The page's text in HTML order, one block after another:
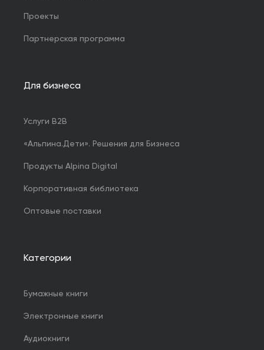
Проекты
Партнерская программа
Для бизнеса
Услуги B2B
«Альпина.Дети». Решения для Бизнеса
Продукты Alpina Digital
Корпоративная библиотека
Оптовые поставки
Категории
Бумажные книги
Электронные книги
Аудиокниги